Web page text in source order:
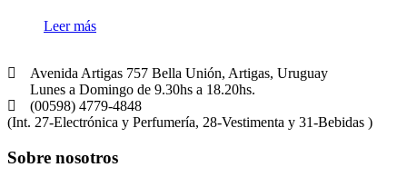
Leer más
Avenida Artigas 757 Bella Unión, Artigas, Uruguay
Lunes a Domingo de 9.30hs a 18.20hs.
(00598) 4779-4848
(Int. 27-Electrónica y Perfumería, 28-Vestimenta y 31-Bebidas )
Sobre nosotros